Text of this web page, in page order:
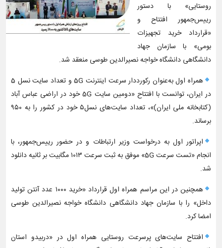
روستایی» با دستور
رییس‌جمهور افتتاح و
«قرارداد خرید تجهیزات
بومی» با سازمان جهاد
دانشگاهی دانشگاه خواجه نصیرالدین طوسی منعقد شد.
همراه اول به‌عنوان رکورددار سرعت اینترنت 5G و تعداد سایت نسل 5
در ایران، توانست با افتتاح «دومین سایت 5G خود در اراضی عباس آباد
(کتابخانه ملی ایران)»، تعداد سایت‌های نسل۵ خود در کشور را به ۹۵۰
برساند.
اپراتور اول به درخواست وزیر ارتباطات و در حضور رییس‌جمهور، با
انجام «تست سرعت 5G» موفق به ثبت سرعت ۱۰۱۳ مگابیت بر ثانیه دانلود
شد.
همچنین در این مراسم همراه اول قرارداد «خرید ۱۰۰۰ عدد آنتن ‌تولید
داخل» را با سازمان جهاد دانشگاهی دانشگاه خواجه نصیرالدین طوسی
امضا کرد.
افتتاح سایت‌های پرسرعت روستایی همراه اول در «دربیدو استان